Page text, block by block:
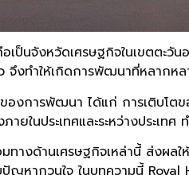
เป็นจังหวัดเศรษฐกิจในเขตตะวั
จึงทำให้เกิดการพัฒนาที่หลากห
งการพัฒนา ได้แก่ การเติบโตข
ายในประเทศและระหว่างประเ
ทางด้านเศรษฐกิจเหล่านี้ ส่งผล
ญหากวนใจ ในบทความนี้ Royal